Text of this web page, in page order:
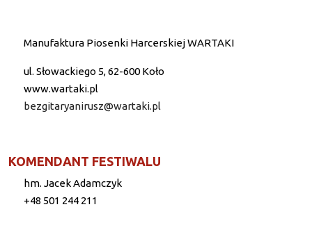
Manufaktura Piosenki Harcerskiej WARTAKI
ul. Słowackiego 5, 62-600 Koło
www.wartaki.pl
bezgitaryanirusz@wartaki.pl
KOMENDANT FESTIWALU
hm. Jacek Adamczyk
+48 501 244 211